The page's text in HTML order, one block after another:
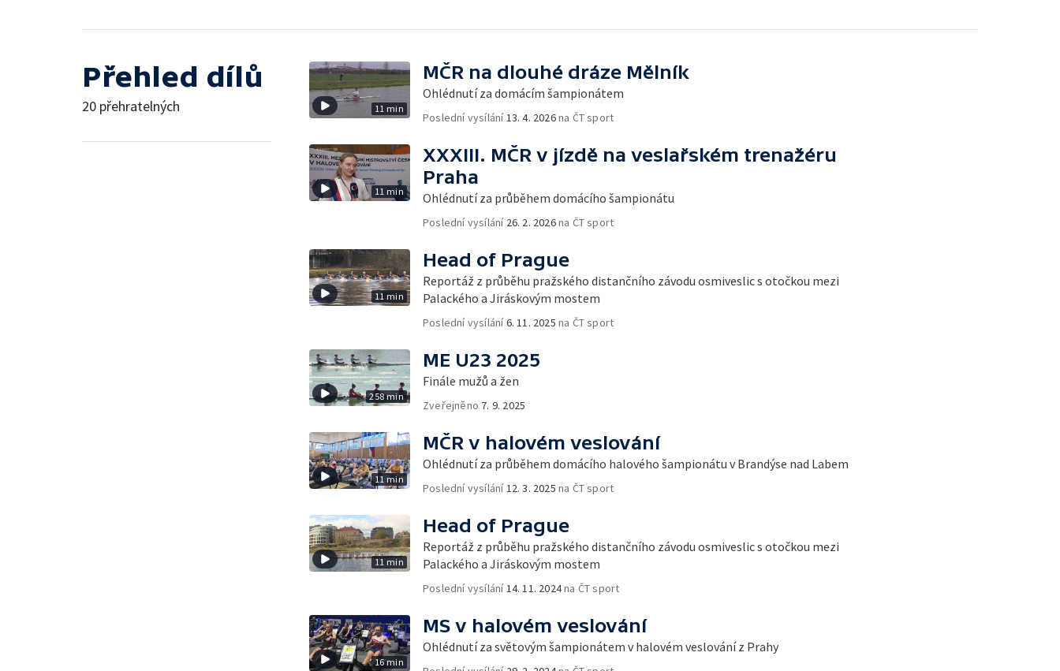
Přehled dílů
20 přehratelných 11 min
MČR na dlouhé dráze Mělník
Ohlédnutí za domácím šampionátem
Poslední vysílání 13. 4. 2026na ČT sport
11 min
XXXIII. MČR v jízdě na veslařském trenažéru
Praha
Ohlédnutí za průběhem domácího šampionátu
Poslední vysílání 26. 2. 2026na ČT sport
11 min
Head of Prague
Reportáž z průběhu pražského distančního závodu osmiveslic s otočkou mezi
Palackého a Jiráskovým mostem
Poslední vysílání6. 11. 2025 na ČT sport
258 min
ME U23 2025
Finále mužů a žen
Zveřejněno 7. 9. 2025
11 min
MČR v halovém veslování
Ohlédnutí za průběhem domácího halového šampionátu v Brandýse nad Labem
Poslední vysílání 12. 3. 2025 na ČT sport
11 min
Head of Prague
Reportáž z průběhu pražského distančního závodu osmiveslic s otočkou mezi
Palackého a Jiráskovým mostem
Poslední vysílání 14. 11. 2024na ČT sport
16 min
MS v halovém veslování
Ohlédnutí za světovým šampionátem v halovém veslování z Prahy